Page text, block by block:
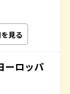
見る
ーロッパ